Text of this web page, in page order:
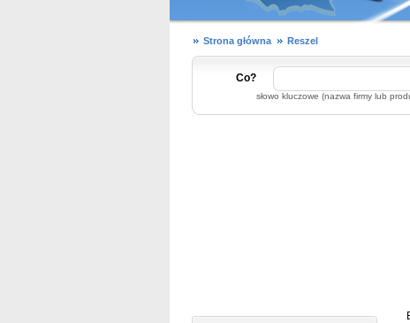
Strona główna Reszel
Co?
słowo kluczowe (nazwa firmy lub